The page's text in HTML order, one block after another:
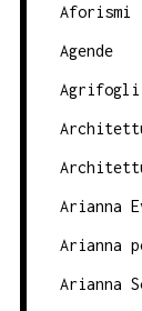
Aforismi
Agende
Agrifogli
Arianna
Arianna
Arianna